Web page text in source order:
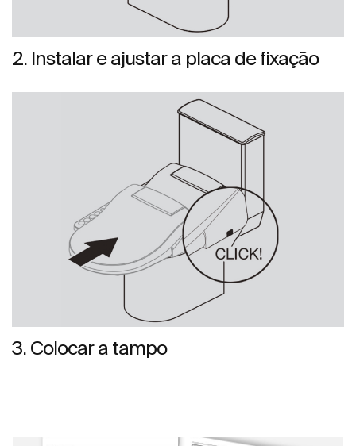
2. Instalar e ajustar a placa de fixação
3. Colocar a tampo